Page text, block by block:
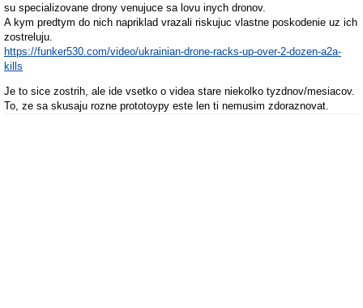
su specializovane drony venujuce sa lovu inych dronov.
A kym predtym do nich napriklad vrazali riskujuc vlastne poskodenie uz ich
zostreluju.
https://funker530.com/video/ukrainian-drone-racks-up-over-2-dozen-a2a-
kills
Je to sice zostrih, ale ide vsetko o videa stare niekolko tyzdnov/mesiacov.
To, ze sa skusaju rozne prototoypy este len ti nemusim zdoraznovat.